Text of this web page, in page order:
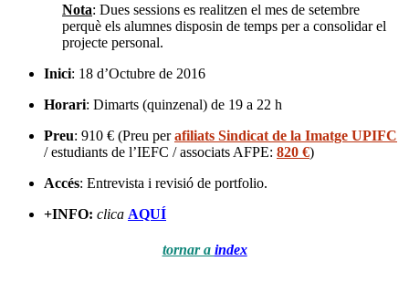
Nota: Dues sessions es realitzen el mes de setembre
perquè els alumnes disposin de temps per a consolidar el
projecte personal.
Inici: 18 d’Octubre de 2016
Horari: Dimarts (quinzenal) de 19 a 22 h
Preu: 910 € (Preu perafiliats Sindicat de la Imatge UPIFC
/ estudiants de l’IEFC / associats AFPE: 820 €)
Accés: Entrevista i revisió de portfolio.
+INFO: clica AQUÍ
tornar a index